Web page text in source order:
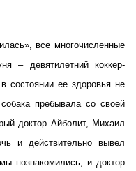
все многочисленные
– девятилетний коккер-
состоянии ее здоровья не
пребывала со своей
доктор Айболит, Михаил
и действительно вывел
познакомились, и доктор